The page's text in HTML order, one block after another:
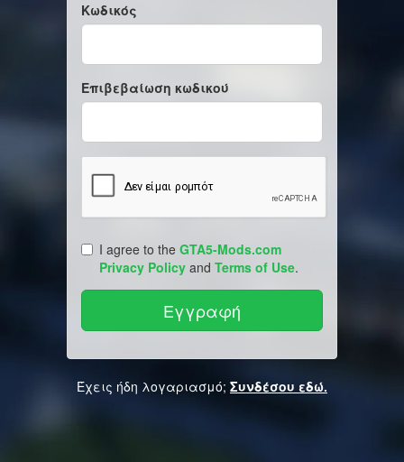
Κωδικός
Επιβεβαίωση κωδικού
I agree to the GTA5-Mods.com
Privacy Policy and Terms of Use.
Έχεις ήδη λογαριασμό; Συνδέσου εδώ.